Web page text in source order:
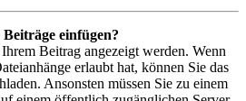
einfügen?
Beitrag angezeigt werden. Wenn
erlaubt hat, können Sie das
Ansonsten müssen Sie zu einem